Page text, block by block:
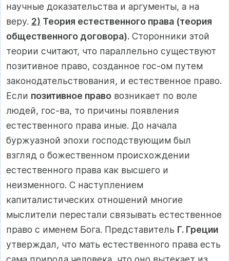
научные доказательства и аргументы, а на
веру. 2) Теория естественного права (теория
общественного договора). Сторонники этой
теории считают, что параллельно существуют
позитивное право, созданное гос-ом путем
законодательствования, и естественное право.
Если позитивное право возникает по воле
людей, гос-ва, то причины появления
естественного права иные. До начала
буржуазной эпохи господствующим был
взгляд о божественном происхождении
естественного права как высшего и
неизменного. С наступлением
капиталистических отношений многие
мыслители перестали связывать естественное
право с именем Бога. Представитель Г. Греции
утверждал, что мать естественного права есть